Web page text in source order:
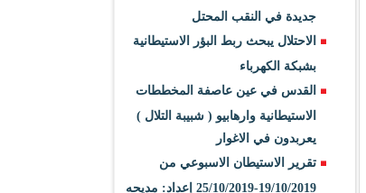
جديدة في النقب المحتل
الاحتلال يبحث ربط البؤر الاستيطانية
بشبكة الكهرباء
القدس في عين عاصفة المخططات
الاستيطانية وارهابيو ( شبيبة التلال )
يعربدون في الاغوار
تقرير الاستيطان الاسبوعي من
19/10/2019-25/10/2019 إعداد: مديحه